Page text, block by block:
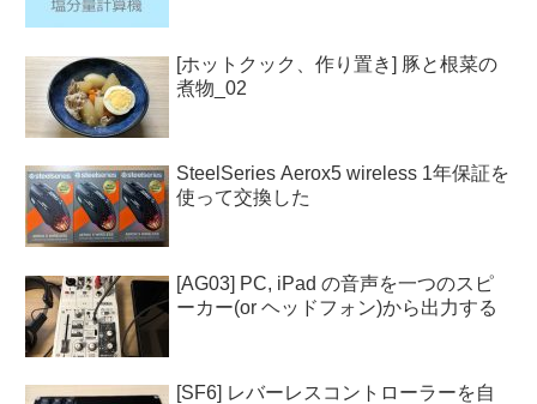
[ホットクック、作り置き] 豚と根菜の
煮物_02
SteelSeries Aerox5 wireless 1年保証を
使って交換した
[AG03] PC, iPad の音声を一つのスピ
ーカー(or ヘッドフォン)から出力する
[SF6] レバーレスコントローラーを自